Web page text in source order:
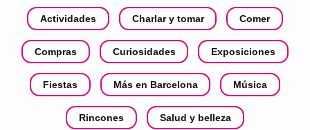
Actividades Charlar y tomar Comer
Compras Curiosidades Exposiciones
Fiestas Más en Barcelona Música
Rincones Salud y belleza